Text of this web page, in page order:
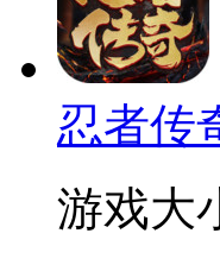
忍者传
游戏大